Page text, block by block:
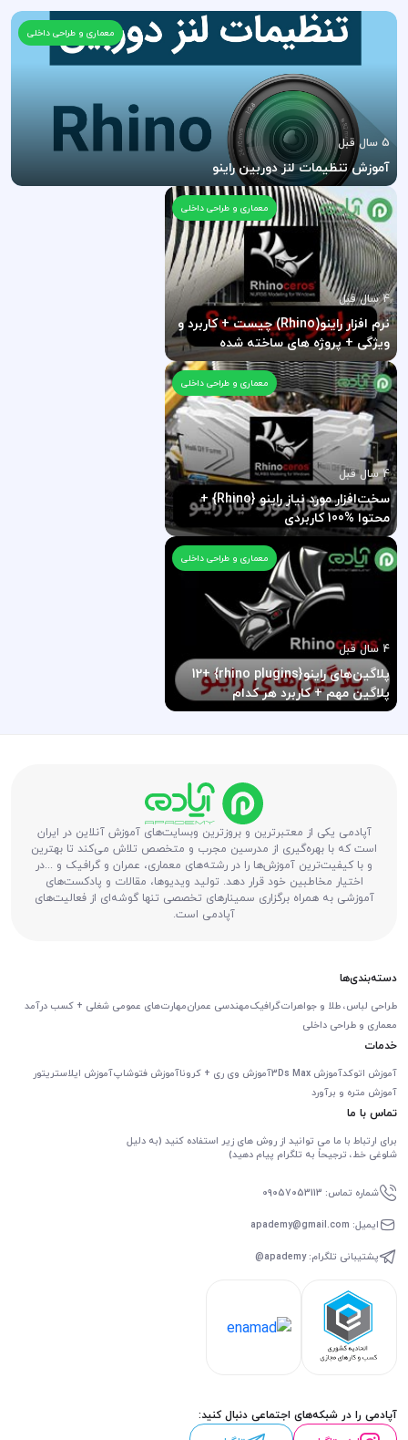
معماری و طراحی داخلی
5 سال قبل
آموزش تنظیمات لنز دوربین راینو
معماری و طراحی داخلی
4 سال قبل
نرم افزار راینو(Rhino) چیست + کاربرد و
ویژگی + پروژه های ساخته شده
معماری و طراحی داخلی
4 سال قبل
سخت‌افزار مورد نیاز راینو {Rhino} +
محتوا %100 کاربردی
معماری و طراحی داخلی
4 سال قبل
پلاگین‌های راینو{rhino plugins} +12
پلاگین مهم + کاربرد هر کدام
آپادمی یکی از معتبرترین و بروزترین وبسایت‌های آموزش آنلاین در ایران
است که با بهره‌گیری از مدرسین مجرب و متخصص تلاش می‌کند تا بهترین
و با کیفیت‌ترین آموزش‌ها را در رشته‌های معماری، عمران و گرافیک و ...در
اختیار مخاطبین خود قرار دهد. تولید ویدیوها، مقالات و پادکست‌های
آموزشی به همراه برگزاری سمینارهای تخصصی تنها گوشه‌ای از فعالیت‌های
آپادمی است.
دسته‌بندی‌ها
طراحی لباس، طلا و جواهراتگرافیکمهندسی عمرانمهارت‌های عمومی شغلی + کسب درآمد
معماری و طراحی داخلی
خدمات
آموزش اتوکدآموزش 3Ds Max آموزش وی ری + کروناآموزش فتوشاپآموزش ایلاستریتور
آموزش متره و برآورد
تماس با ما
برای ارتباط با ما می توانید از روش های زیر استفاده کنید (به دلیل
شلوغی خط، ترجیحاً به تلگرام پیام دهید)
شماره تماس: 09057053113
ایمیل: apademy@gmail.com
پشتیبانی تلگرام: apademy@
آپادمی را در شبکه‌های اجتماعی دنبال کنید: